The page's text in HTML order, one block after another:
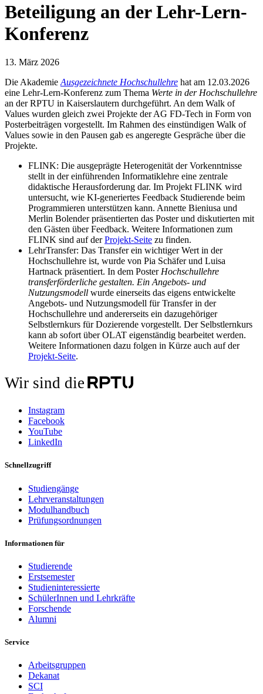
Beteiligung an der Lehr-Lern-
Konferenz
13. März 2026
Die Akademie Ausgezeichnete Hochschullehre hat am 12.03.2026
eine Lehr-Lern-Konferenz zum Thema Werte in der Hochschullehre
an der RPTU in Kaiserslautern durchgeführt. An dem Walk of
Values wurden gleich zwei Projekte der AG FD-Tech in Form von
Posterbeiträgen vorgestellt. Im Rahmen des einstündigen Walk of
Values sowie in den Pausen gab es angeregte Gespräche über die
Projekte.
FLINK: Die ausgeprägte Heterogenität der Vorkenntnisse
stellt in der einführenden Informatiklehre eine zentrale
didaktische Herausforderung dar. Im Projekt FLINK wird
untersucht, wie KI-generiertes Feedback Studierende beim
Programmieren unterstützen kann. Annette Bieniusa und
Merlin Bolender präsentierten das Poster und diskutierten mit
den Gästen über Feedback. Weitere Informationen zum
FLINK sind auf derProjekt-Seite zu finden.
LehrTransfer: Das Transfer ein wichtiger Wert in der
Hochschullehre ist, wurde von Pia Schäfer und Luisa
Hartnack präsentiert. In dem Poster Hochschullehre
transferförderliche gestalten. Ein Angebots- und
Nutzungsmodell wurde einerseits das eigens entwickelte
Angebots- und Nutzungsmodell für Transfer in der
Hochschullehre und andererseits ein dazugehöriger
Selbstlernkurs für Dozierende vorgestellt. Der Selbstlernkurs
kann ab sofort über OLAT eigenständig bearbeitet werden.
Weitere Informationen dazu folgen in Kürze auch auf der
Projekt-Seite.
Wir sind die
Instagram
Facebook
YouTube
LinkedIn
Schnellzugriff
Studiengänge
Lehrveranstaltungen
Modulhandbuch
Prüfungsordnungen
Informationen für
Studierende
Erstsemester
Studieninteressierte
SchülerInnen und Lehrkräfte
Forschende
Alumni
Service
Arbeitsgruppen
Dekanat
SCI